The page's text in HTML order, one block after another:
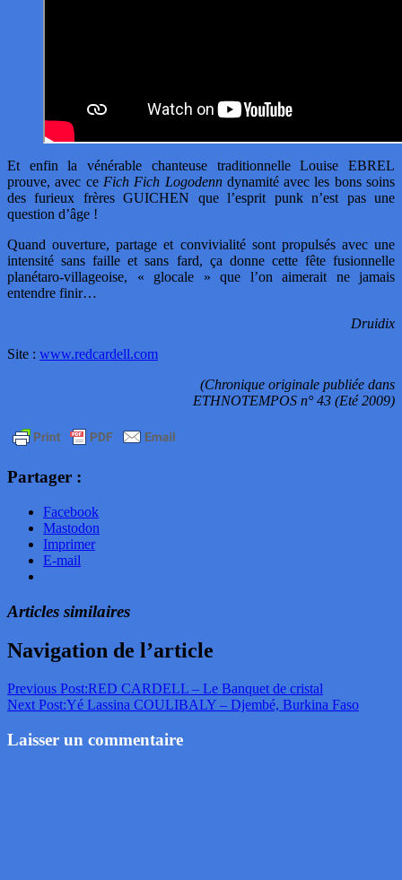
Et enfin la vénérable chanteuse traditionnelle Louise EBREL
prouve, avec ce Fich Fich Logodenndynamité avec les bons soins
des furieux frères GUICHEN que l’esprit punk n’est pas une
question d’âge !
Quand ouverture, partage et convivialité sont propulsés avec une
intensité sans faille et sans fard, ça donne cette fête fusionnelle
planétaro-villageoise, « glocale » que l’on aimerait ne jamais
entendre finir…
Druidix
Site : www.redcardell.com
(Chronique originale publiée dans
ETHNOTEMPOS n° 43 (Eté 2009)
Partager :
Facebook
Mastodon
Imprimer
E-mail
Articles similaires
Navigation de l’article
Previous Post:RED CARDELL – Le Banquet de cristal
Next Post:Yé Lassina COULIBALY – Djembé, Burkina Faso
Laisser un commentaire